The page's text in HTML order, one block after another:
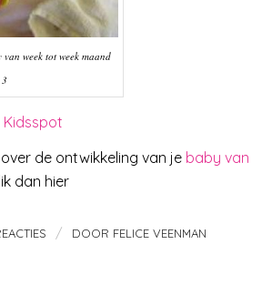
week tot week maand
3
Kidsspot
de ontwikkeling van je baby van
dan hier
/ DOOR FELICE VEENMAN